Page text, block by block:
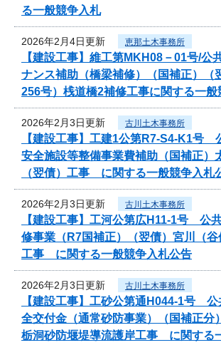
る一般競争入札
2026年2月4日更新 恵那土木事務所
【建設工事】維工第MKH08－01号/
ナンス補助（橋梁補修）（国補正）（
256号）桟道橋2補修工事に関する一般
2026年2月3日更新 古川土木事務所
【建設工事】工建1公第R7-S4-K1号
安全施設等整備事業費補助（国補正）
（翌債）工事 に関する一般競争入札
2026年2月3日更新 古川土木事務所
【建設工事】工河公第広H11-1号 公
修事業（R7国補正）（翌債）宮川（谷
工事 に関する一般競争入札公告
2026年2月3日更新 古川土木事務所
【建設工事】工砂公第通H044-1号
全交付金（通常砂防事業）（国補正分
栃洞砂防堰堤導流護岸工事 に関する